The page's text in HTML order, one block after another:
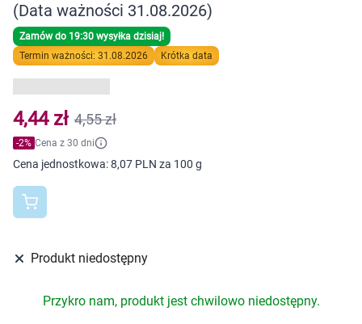
Kobieta w ciąży i mama
Dziecko
Higiena
Kosmetyki
Mężczyzna
(Data ważności 31.08.2026)
Zamów do 19:30 wysyłka dzisiaj!
Termin ważności: 31.08.2026
Krótka data
4,44 zł 4,55 zł
-2% Cena z 30 dni
Cena jednostkowa:8,07 PLN za 100 g
Produkt niedostępny
Przykro nam, produkt jest chwilowo niedostępny.